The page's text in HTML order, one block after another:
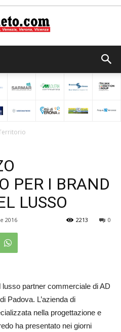
del
PER I BRAND
LUSSO
2016 0
2213
partner commerciale di AD
Padova. L’azienda di
nella progettazione e
ha presentato nei giorni